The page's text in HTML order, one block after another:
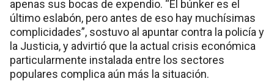
apenas sus bocas de expendio. “El búnker es el
último eslabón, pero antes de eso hay muchísimas
complicidades”, sostuvo al apuntar contra la policía y
la Justicia, y advirtió que la actual crisis económica
particularmente instalada entre los sectores
populares complica aún más la situación.